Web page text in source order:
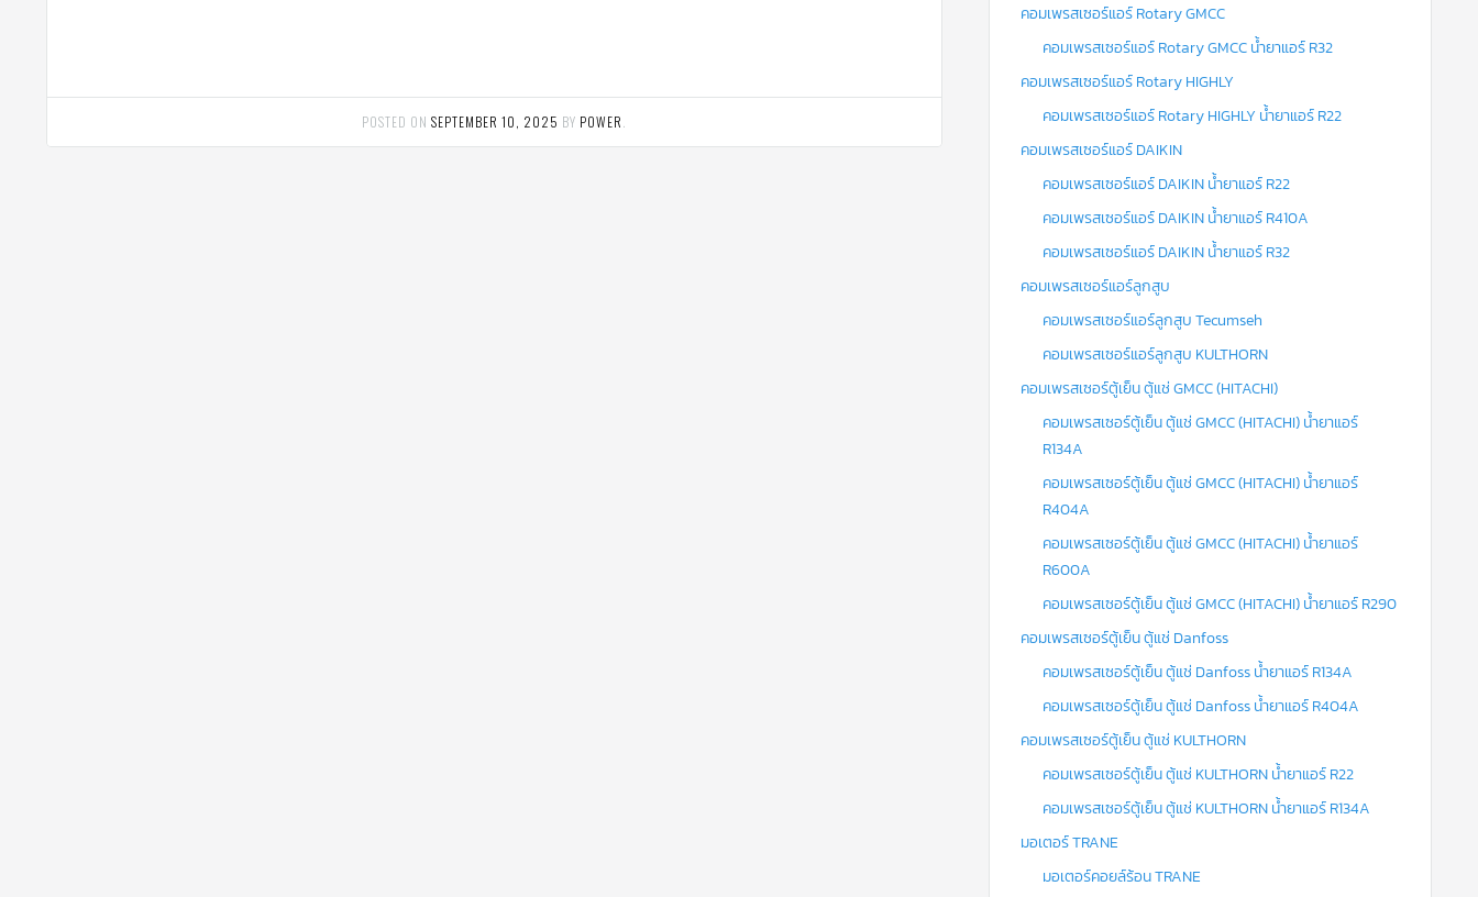
POSTED ONSEPTEMBER 10, 2025 BY POWER
คอมเพรสเซอร์แอร์ Rotary GMCC
คอมเพรสเซอร์แอร์ Rotary GMCC น้ำยาแอร์ R32
คอมเพรสเซอร์แอร์ Rotary HIGHLY
คอมเพรสเซอร์แอร์ Rotary HIGHLY น้ำยาแอร์ R22
คอมเพรสเซอร์แอร์ DAIKIN
คอมเพรสเซอร์แอร์ DAIKIN น้ำยาแอร์ R22
คอมเพรสเซอร์แอร์ DAIKIN น้ำยาแอร์ R410A
คอมเพรสเซอร์แอร์ DAIKIN น้ำยาแอร์ R32
คอมเพรสเซอร์แอร์ลูกสูบ
คอมเพรสเซอร์แอร์ลูกสูบ Tecumseh
คอมเพรสเซอร์แอร์ลูกสูบ KULTHORN
คอมเพรสเซอร์ตู้เย็น ตู้แช่ GMCC (HITACHI)
คอมเพรสเซอร์ตู้เย็น ตู้แช่ GMCC (HITACHI) น้ำยาแอร์
R134A
คอมเพรสเซอร์ตู้เย็น ตู้แช่ GMCC (HITACHI) น้ำยาแอร์
R404A
คอมเพรสเซอร์ตู้เย็น ตู้แช่ GMCC (HITACHI) น้ำยาแอร์
R600A
คอมเพรสเซอร์ตู้เย็น ตู้แช่ GMCC (HITACHI) น้ำยาแอร์ R290
คอมเพรสเซอร์ตู้เย็น ตู้แช่ Danfoss
คอมเพรสเซอร์ตู้เย็น ตู้แช่ Danfoss น้ำยาแอร์ R134A
คอมเพรสเซอร์ตู้เย็น ตู้แช่ Danfoss น้ำยาแอร์ R404A
คอมเพรสเซอร์ตู้เย็น ตู้แช่ KULTHORN
คอมเพรสเซอร์ตู้เย็น ตู้แช่ KULTHORN น้ำยาแอร์ R22
คอมเพรสเซอร์ตู้เย็น ตู้แช่ KULTHORN น้ำยาแอร์ R134A
มอเตอร์ TRANE
มอเตอร์คอยล์ร้อน TRANE